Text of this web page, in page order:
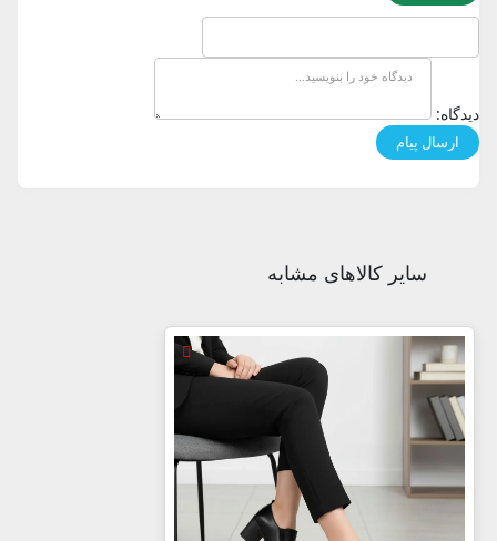
دیدگاه:
سایر کالاهای مشابه